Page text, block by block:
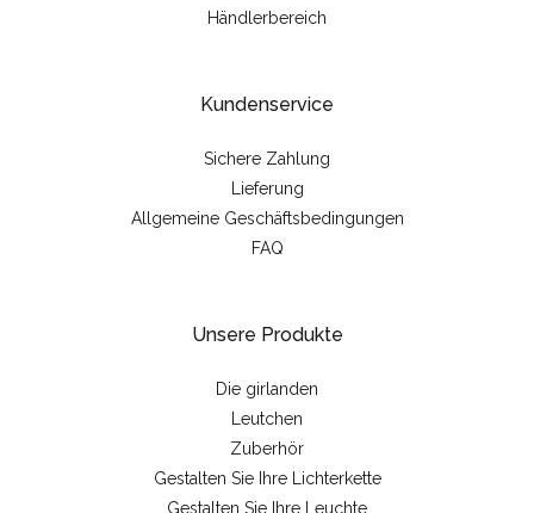
Händlerbereich
Kundenservice
Sichere Zahlung
Lieferung
Allgemeine Geschäftsbedingungen
FAQ
Unsere Produkte
Die girlanden
Leutchen
Zuberhör
Gestalten Sie Ihre Lichterkette
Gestalten Sie Ihre Leuchte